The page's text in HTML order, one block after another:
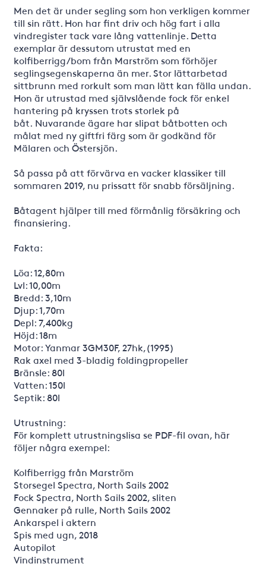
Men det är under segling som hon verkligen kommer
till sin rätt. Hon har fint driv och hög fart i alla
vindregister tack vare lång vattenlinje. Detta
exemplar är dessutom utrustat med en
kolfiberrigg/bom från Marström som förhöjer
seglingsegenskaperna än mer. Stor lättarbetad
sittbrunn med rorkult som man lätt kan fälla undan.
Hon är utrustad med självslående fock för enkel
hantering på kryssen trots storlek på
båt. Nuvarande ägare har slipat båtbotten och
målat med ny giftfri färg som är godkänd för
Mälaren och Östersjön.
Så passa på att förvärva en vacker klassiker till
sommaren 2019, nu prissatt för snabb försäljning.
Båtagent hjälper till med förmånlig försäkring och
finansiering.
Fakta:
Löa: 12,80m
Lvl: 10,00m
Bredd: 3,10m
Djup: 1,70m
Depl: 7,400kg
Höjd: 18m
Motor: Yanmar 3GM30F, 27hk,(1995)
Rak axel med 3-bladig foldingpropeller
Bränsle: 80l
Vatten: 150l
Septik: 80l
Utrustning:
För komplett utrustningslisa se PDF-fil ovan, här
följer några exempel:
Kolfiberrigg från Marström
Storsegel Spectra, North Sails 2002
Fock Spectra, North Sails 2002, sliten
Gennaker på rulle, North Sails 2002
Ankarspel i aktern
Spis med ugn, 2018
Autopilot
Vindinstrument